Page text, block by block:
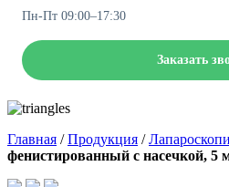
Пн-Пт 09:00–17:30
Заказать
Главная /Продукция /
фенистированный с насечкой, 5